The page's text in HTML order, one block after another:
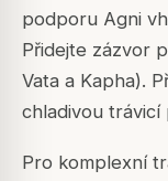
podporu Agni
Přidejte zázvor
Vata a Kapha).
chladivou
Pro komplexní